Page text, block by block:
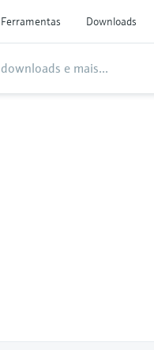
Ferramentas Downloads